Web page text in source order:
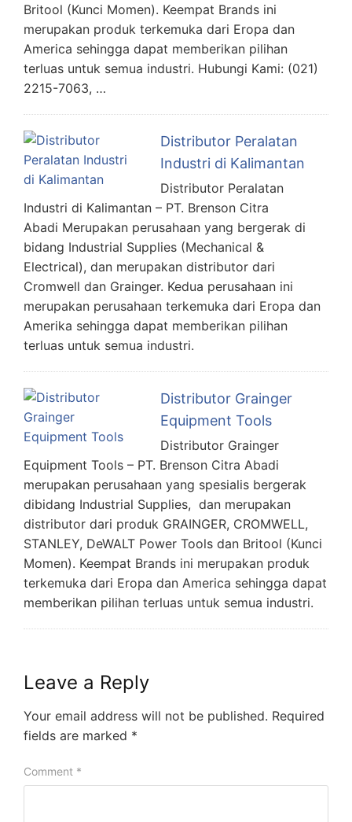
Britool (Kunci Momen). Keempat Brands ini
merupakan produk terkemuka dari Eropa dan
America sehingga dapat memberikan pilihan
terluas untuk semua industri. Hubungi Kami: (021)
2215-7063, …
Distributor Peralatan
Industri di Kalimantan
Distributor Peralatan
Industri di Kalimantan – PT. Brenson Citra
Abadi Merupakan perusahaan yang bergerak di
bidang Industrial Supplies (Mechanical &
Electrical), dan merupakan distributor dari
Cromwell dan Grainger. Kedua perusahaan ini
merupakan perusahaan terkemuka dari Eropa dan
Amerika sehingga dapat memberikan pilihan
terluas untuk semua industri.
Distributor Grainger
Equipment Tools
Distributor Grainger
Equipment Tools – PT. Brenson Citra Abadi
merupakan perusahaan yang spesialis bergerak
dibidang Industrial Supplies, dan merupakan
distributor dari produk GRAINGER, CROMWELL,
STANLEY, DeWALT Power Tools dan Britool (Kunci
Momen). Keempat Brands ini merupakan produk
terkemuka dari Eropa dan America sehingga dapat
memberikan pilihan terluas untuk semua industri.
Leave a Reply
Your email address will not be published. Required
fields are marked *
Comment *